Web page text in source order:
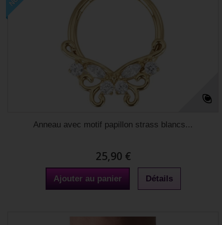
Anneau avec motif papillon strass blancs...
25,90 €
Ajouter au panier Détails